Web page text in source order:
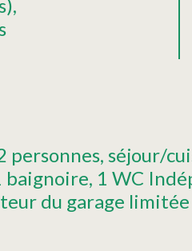
personnes séjour/
baignoire 1 WC
du garage limitée